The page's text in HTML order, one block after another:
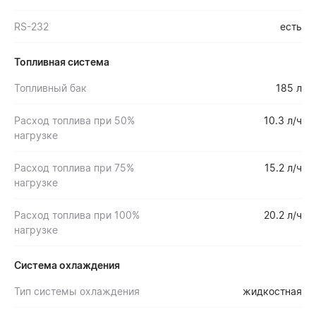
RS-232 есть
Топливная система
Топливный бак 185 л
Расход топлива при 50%
нагрузке
10.3 л/ч
Расход топлива при 75%
нагрузке
15.2 л/ч
Расход топлива при 100%
нагрузке
20.2 л/ч
Система охлаждения
Тип системы охлаждения жидкостная